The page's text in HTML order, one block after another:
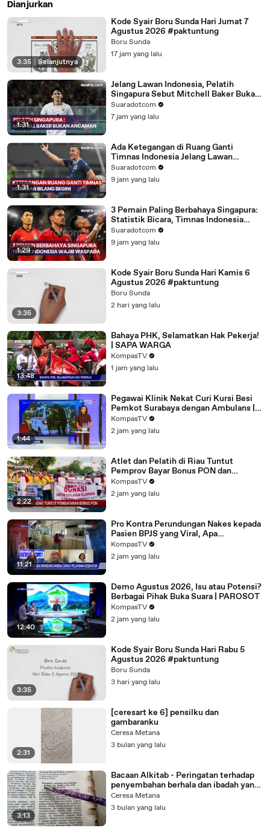
Dianjurkan
3:35 Selanjutnya
Kode Syair Boru Sunda Hari Jumat 7
Agustus 2026 #paktuntung
Boru Sunda
17 jam yang lalu
1:31
Jelang Lawan Indonesia, Pelatih
Singapura Sebut Mitchell Baker Bukan
Ancaman
Suaradotcom
7 jam yang lalu
1:31
Ada Ketegangan di Ruang Ganti
Timnas Indonesia Jelang Lawan
Singapura? Herdman Bilang Begini
Suaradotcom
9 jam yang lalu
1:29
3 Pemain Paling Berbahaya Singapura:
Statistik Bicara, Timnas Indonesia
Wajib Waspada
Suaradotcom
9 jam yang lalu
3:35
Kode Syair Boru Sunda Hari Kamis 6
Agustus 2026 #paktuntung
Boru Sunda
2 hari yang lalu
13:48
Bahaya PHK, Selamatkan Hak Pekerja!
| SAPA WARGA
KompasTV
1 jam yang lalu
1:44
Pegawai Klinik Nekat Curi Kursi Besi
Pemkot Surabaya dengan Ambulans |
BERITA UTAMA
KompasTV
2 jam yang lalu
2:22
Atlet dan Pelatih di Riau Tuntut
Pemprov Bayar Bonus PON dan
Peparnas 2024 | BERITA UTAMA
KompasTV
2 jam yang lalu
11:21
Pro Kontra Perundungan Nakes kepada
Pasien BPJS yang Viral, Apa
Penyebabnya? |PAROSOT
KompasTV
2 jam yang lalu
12:40
Demo Agustus 2026, Isu atau Potensi?
Berbagai Pihak Buka Suara | PAROSOT
KompasTV
2 jam yang lalu
3:35
Kode Syair Boru Sunda Hari Rabu 5
Agustus 2026 #paktuntung
Boru Sunda
3 hari yang lalu
2:31
[ceresart ke 6] pensilku dan
gambaranku
Ceresa Metana
3 bulan yang lalu
3:13
Bacaan Alkitab - Peringatan terhadap
penyembahan berhala dan ibadah yang
sesat
Ceresa Metana
3 bulan yang lalu